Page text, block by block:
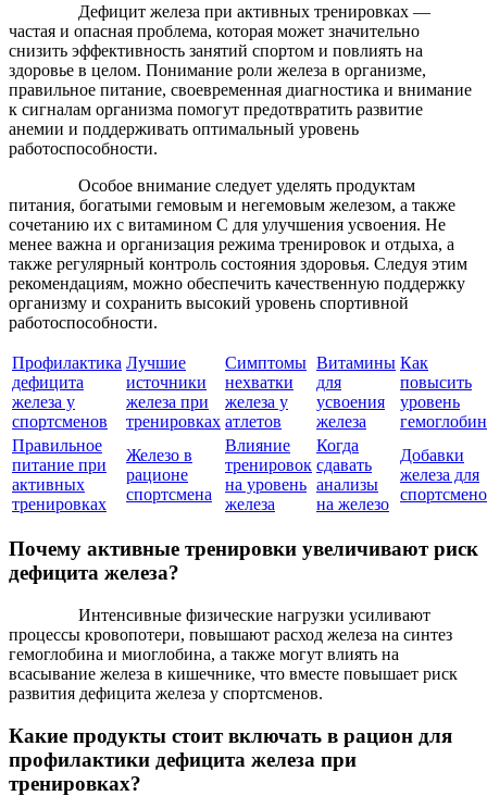
Дефицит железа при активных тренировках —
частая и опасная проблема, которая может значительно
снизить эффективность занятий спортом и повлиять на
здоровье в целом. Понимание роли железа в организме,
правильное питание, своевременная диагностика и внимание
к сигналам организма помогут предотвратить развитие
анемии и поддерживать оптимальный уровень
работоспособности.
Особое внимание следует уделять продуктам
питания, богатыми гемовым и негемовым железом, а также
сочетанию их с витамином С для улучшения усвоения. Не
менее важна и организация режима тренировок и отдыха, а
также регулярный контроль состояния здоровья. Следуя этим
рекомендациям, можно обеспечить качественную поддержку
организму и сохранить высокий уровень спортивной
работоспособности.
Профилактика
дефицита
железа у
спортсменов
Лучшие
источники
железа при
тренировках
Симптомы
нехватки
железа у
атлетов
Витамины
для
усвоения
железа
Как
повысить
уровень
Правильное
питание при
активных
тренировках
Железо в
рационе
спортсмена
Влияние
тренировок
на уровень
железа
Когда
сдавать
анализы
на железо
Добавки
железа для
Почему активные тренировки увеличивают риск
дефицита железа?
Интенсивные физические нагрузки усиливают
процессы кровопотери, повышают расход железа на синтез
гемоглобина и миоглобина, а также могут влиять на
всасывание железа в кишечнике, что вместе повышает риск
развития дефицита железа у спортсменов.
Какие продукты стоит включать в рацион для
профилактики дефицита железа при
тренировках?